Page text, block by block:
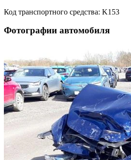
Код транспортного средства: K153
Фотографии автомобиля